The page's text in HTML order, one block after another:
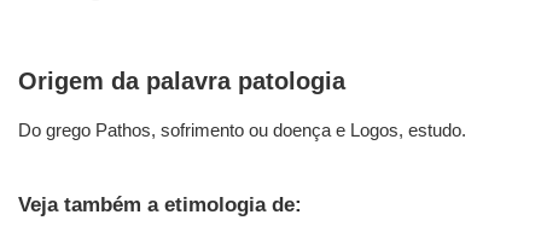
Origem da palavra patologia
Do grego Pathos, sofrimento ou doença e Logos, estudo.
Veja também a etimologia de: